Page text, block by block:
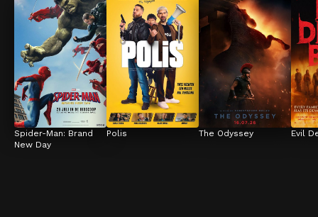
Spider-Man: Brand
New Day
Polis The Odyssey Evil